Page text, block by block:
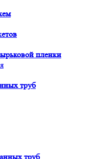
пленки
труб
труб